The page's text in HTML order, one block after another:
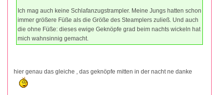
Ich mag auch keine Schlafanzugstrampler. Meine Jungs hatten schon
immer größere Füße als die Größe des Steamplers zuließ. Und auch
die ohne Füße: dieses ewige Geknöpfe grad beim nachts wickeln hat
mich wahnsinnig gemacht.
hier genau das gleiche , das geknöpfe mitten in der nacht ne danke